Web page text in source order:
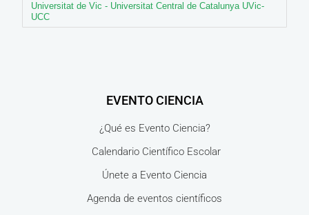
Universitat de Vic - Universitat Central de Catalunya UVic-
UCC
EVENTO CIENCIA
¿Qué es Evento Ciencia?
Calendario Científico Escolar
Únete a Evento Ciencia
Agenda de eventos científicos